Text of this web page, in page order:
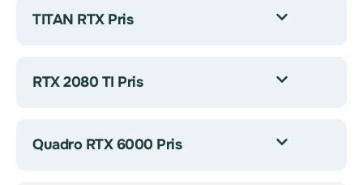
TITAN RTX Pris
RTX 2080 TI Pris
Quadro RTX 6000 Pris